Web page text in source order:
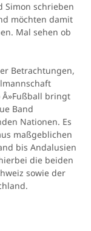
Simon schrieben
möchten damit
Mal sehen ob
Betrachtungen,
bringt
Band
Nationen. Es
maßgeblichen
bis Andalusien
die beiden
sowie der